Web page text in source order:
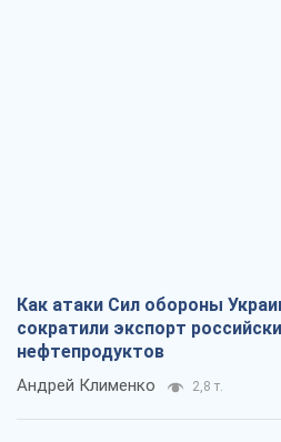
Как атаки Сил обороны
сократили экспорт
нефтепродуктов
Андрей Клименко 2,8 т.